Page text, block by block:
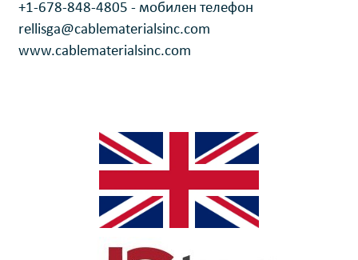
+1-678-848-4805 - мобилен телефон
rellisga@cablematerialsinc.com
www.cablematerialsinc.com